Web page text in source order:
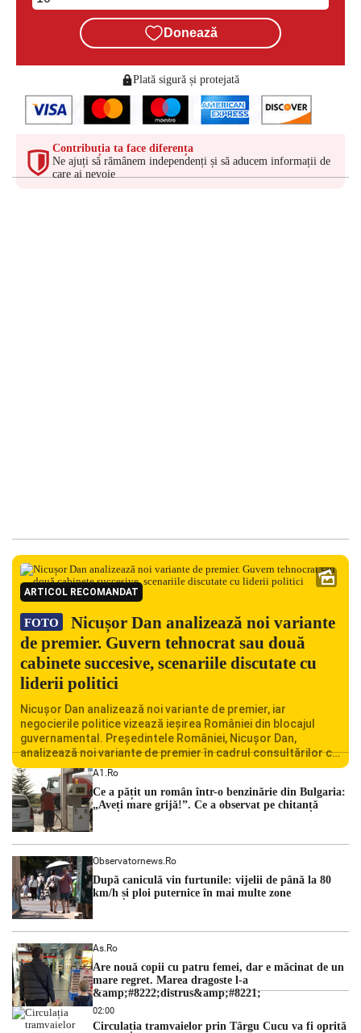
Donează
Plată sigură și protejată
Contribuția ta face diferența
Ne ajuți să rămânem independenți și să aducem informații de
care ai nevoie
ARTICOL RECOMANDAT
FOTO
Nicușor Dan analizează noi variante
de premier. Guvern tehnocrat sau două
cabinete succesive, scenariile discutate cu
liderii politici
Nicușor Dan analizează noi variante de premier, iar
negocierile politice vizează ieșirea României din blocajul
guvernamental. Președintele României, Nicușor Dan,
analizează noi variante de premier în cadrul consultărilor cu
liderii politici. Ciprian Ciucu vorbește despre scenariul unui
guvern tehnocrat și despre posibilitatea a două cabinete
succesive. Nicușor Dan analizează noi variante de premier
România traversează […]
A1.ro
Ce a pățit un român într-o benzinărie din Bulgaria:
„Aveți mare grijă!”. Ce a observat pe chitanță
Observatornews.ro
După caniculă vin furtunile: vijelii de până la 80
km/h și ploi puternice în mai multe zone
As.ro
Are nouă copii cu patru femei, dar e măcinat de un
mare regret. Marea dragoste l-a
&amp;#8222;distrus&amp;#8221;
02:00
Circulația tramvaielor prin Târgu Cucu va fi oprită